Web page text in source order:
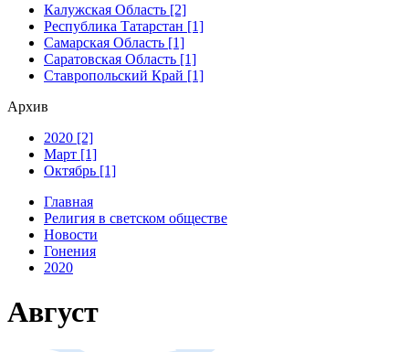
Калужская Область [2]
Республика Татарстан [1]
Самарская Область [1]
Саратовская Область [1]
Ставропольский Край [1]
Архив
2020 [2]
Март [1]
Октябрь [1]
Главная
Религия в светском обществе
Новости
Гонения
2020
Август